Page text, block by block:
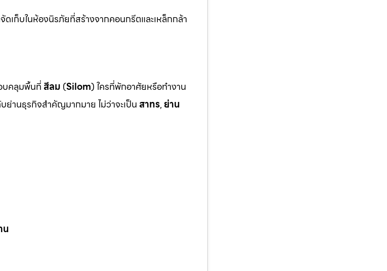
เก็บในห้องนิรภัยที่สร้างจากคอนกรีตและเหล็กกล้า
บคลุมพื้นที่ สีลม (Silom) ใครที่พักอาศัยหรือทำงาน
ย่านธุรกิจสำคัญมากมาย ไม่ว่าจะเป็น สาทร, ย่าน
น